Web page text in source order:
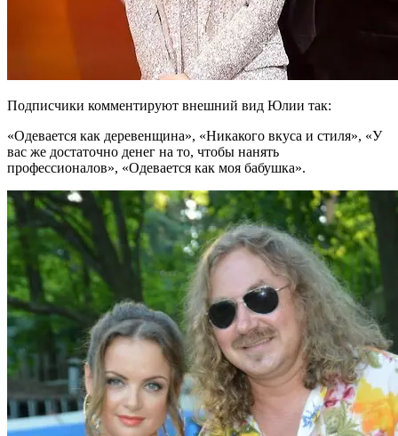
Подписчики комментируют внешний вид Юлии так:
«Одевается как деревенщина», «Никакого вкуса и стиля», «У
вас же достаточно денег на то, чтобы нанять
профессионалов», «Одевается как моя бабушка».